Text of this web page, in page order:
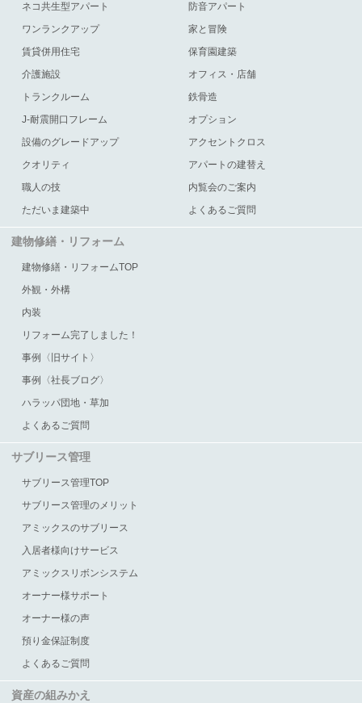
ネコ共生型アパート
防音アパート
ワンランクアップ
家と冒険
賃貸併用住宅
保育園建築
介護施設
オフィス・店舗
トランクルーム
鉄骨造
J-耐震開口フレーム
オプション
設備のグレードアップ
アクセントクロス
クオリティ
アパートの建替え
職人の技
内覧会のご案内
ただいま建築中
よくあるご質問
建物修繕・リフォーム
建物修繕・リフォームTOP
外観・外構
内装
リフォーム完了しました！
事例〈旧サイト〉
事例〈社長ブログ〉
ハラッパ団地・草加
よくあるご質問
サブリース管理
サブリース管理TOP
サブリース管理のメリット
アミックスのサブリース
入居者様向けサービス
アミックスリボンシステム
オーナー様サポート
オーナー様の声
預り金保証制度
よくあるご質問
資産の組みかえ